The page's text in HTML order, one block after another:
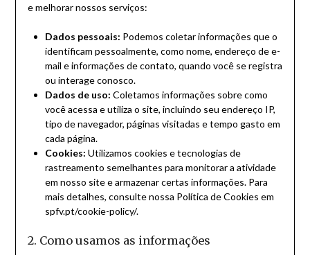
e melhorar nossos serviços:
Dados pessoais: Podemos coletar informações que o
identificam pessoalmente, como nome, endereço de e-
mail e informações de contato, quando você se registra
ou interage conosco.
Dados de uso: Coletamos informações sobre como
você acessa e utiliza o site, incluindo seu endereço IP,
tipo de navegador, páginas visitadas e tempo gasto em
cada página.
Cookies: Utilizamos cookies e tecnologias de
rastreamento semelhantes para monitorar a atividade
em nosso site e armazenar certas informações. Para
mais detalhes, consulte nossa Política de Cookies em
spfv.pt/cookie-policy/.
2. Como usamos as informações